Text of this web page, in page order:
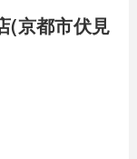
(京都市伏見